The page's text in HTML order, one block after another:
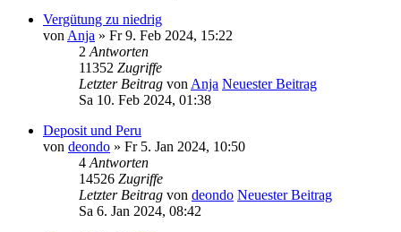
Vergütung zu niedrig
von Anja » Fr 9. Feb 2024, 15:22
2 Antworten
11352 Zugriffe
Letzter Beitrag von Anja Neuester Beitrag
Sa 10. Feb 2024, 01:38
Deposit und Peru
von deondo » Fr 5. Jan 2024, 10:50
4 Antworten
14526 Zugriffe
Letzter Beitrag von deondo Neuester Beitrag
Sa 6. Jan 2024, 08:42